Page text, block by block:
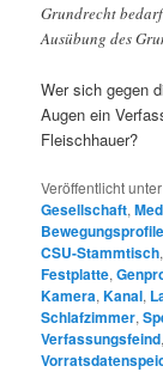
Grundrecht
Ausübung des
Wer sich gegen
Augen ein
Fleischhauer?
Veröffentlicht unter
Gesellschaft,
Bewegungsprofile
CSU-Stammtisch,
Festplatte,
Kamera,Kanal,
Schlafzimmer,
Verfassungsfeind